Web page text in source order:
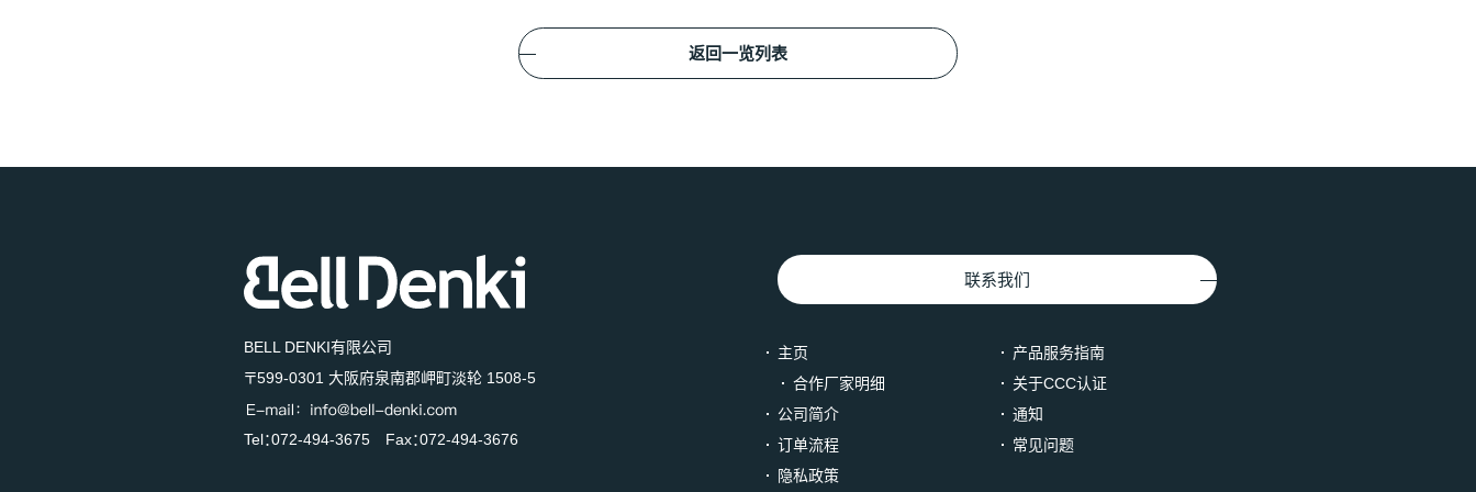
返回一览列表
BELL DENKI有限公司
〒599-0301 大阪府泉南郡岬町淡轮 1508-5
Tel：072-494-3675 Fax：072-494-3676
联系我们
主页
产品服务指南
合作厂家明细
关于CCC认证
公司简介
通知
订单流程
常见问题
隐私政策